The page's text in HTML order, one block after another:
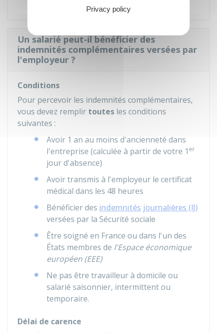
Un salarié peut-il bénéficier des
indemnités complémentaires versées par
l'employeur ?
Conditions
Pour percevoir les indemnités complémentaires,
vous devez remplir toutes les conditions
suivantes :
Avoir 1 an au moins d'ancienneté dans
l'entreprise (calculée à partir de votre 1 er
jour d'absence)
Avoir transmis à l'employeur le certificat
médical dans les 48 heures
Bénéficier des indemnités journalières (IJ)
versées par la Sécurité sociale
Être soigné en France ou dans l'un des
États membres de l'Espace économique
européen (EEE)
Ne pas être travailleur à domicile ou
salarié saisonnier, intermittent ou
temporaire.
Délai de carence
Privacy policy